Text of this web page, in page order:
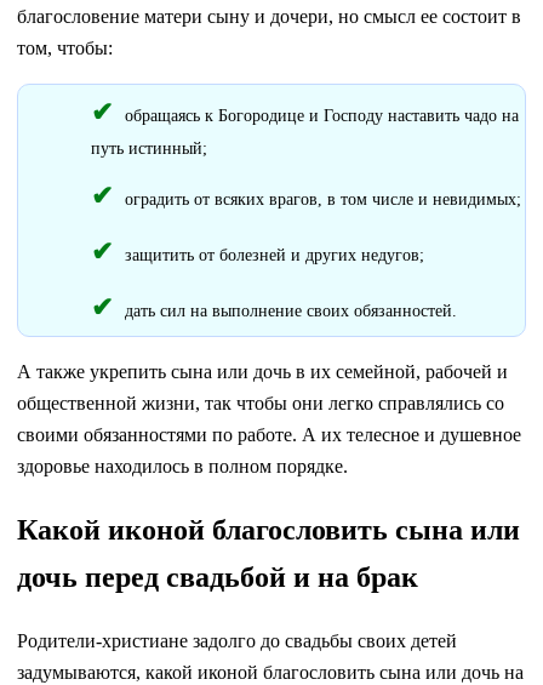
благословение матери сыну и дочери, но смысл ее состоит в
том, чтобы:
обращаясь к Богородице и Господу наставить чадо на
путь истинный;
оградить от всяких врагов, в том числе и невидимых;
защитить от болезней и других недугов;
дать сил на выполнение своих обязанностей.
А также укрепить сына или дочь в их семейной, рабочей и
общественной жизни, так чтобы они легко справлялись со
своими обязанностями по работе. А их телесное и душевное
здоровье находилось в полном порядке.
Какой иконой благословить сына или
дочь перед свадьбой и на брак
Родители-христиане задолго до свадьбы своих детей
задумываются, какой иконой благословить сына или дочь на